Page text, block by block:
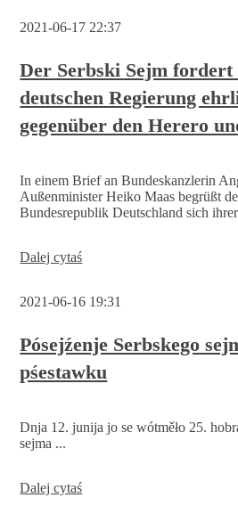
indigenitu
luda
a
hupomina
te
z
pšawa
2021-06-17 22:37
Der Serbski Sejm fordert
deutschen Regierung
gegenüber den Herero
In einem Brief an Bundeskanzlerin
Außenminister Heiko Maas begrüßt
Bundesrepublik Deutschland sich
Dalej cytaśDer
fordert
der
deutschen
Regierung
ehrlichen
den
Nama
2021-06-16 19:31
Pósejźenje Serbskego
pśestawku
Dnja 12. junija jo se wótměło 25.
sejma ...
Dalej cytaśPósejźenje